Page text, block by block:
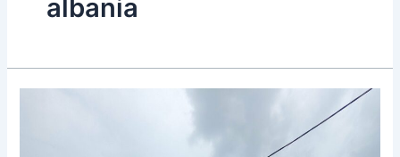
albania